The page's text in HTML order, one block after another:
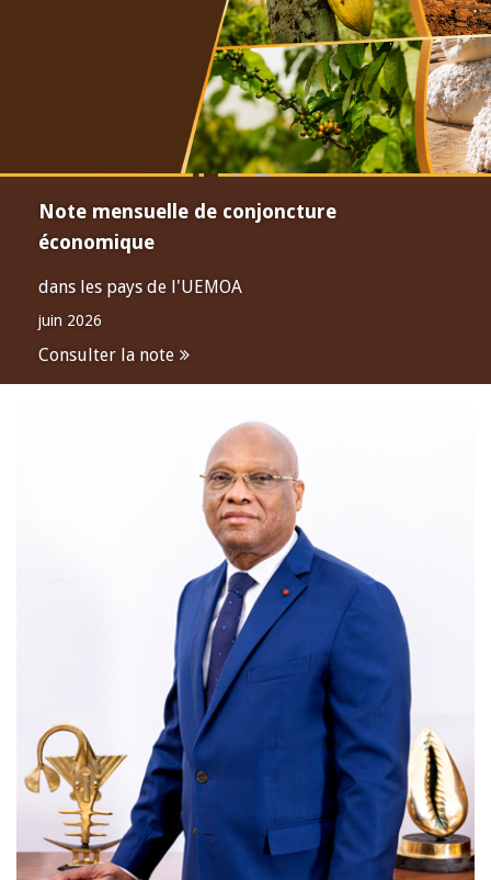
Note mensuelle de conjoncture
économique
dans les pays de l'UEMOA
juin 2026
Consulter la note